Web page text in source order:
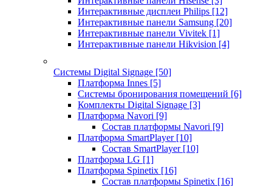
Интерактивные дисплеи Philips [12]
Интерактивные панели Samsung [20]
Интерактивные панели Vivitek [1]
Интерактивные панели Hikvision [4]
Системы Digital Signage [50]
Платформа Innes [5]
Системы бронирования помещений [6]
Комплекты Digital Signage [3]
Платформа Navori [9]
Состав платформы Navori [9]
Платформа SmartPlayer [10]
Состав SmartPlayer [10]
Платформа LG [1]
Платформа Spinetix [16]
Состав платформы Spinetix [16]